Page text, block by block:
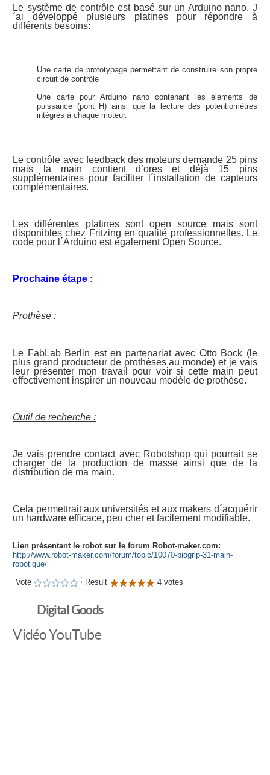
Le système de contrôle est basé sur un Arduino nano. J
´ai développé plusieurs platines pour répondre à
différents besoins:
Une carte de prototypage permettant de construire son propre
circuit de contrôle
Une carte pour Arduino nano contenant les éléments de
puissance (pont H) ainsi que la lecture des potentiomètres
intégrés à chaque moteur.
Le contrôle avec feedback des moteurs demande 25 pins
mais la main contient d’ores et déjà 15 pins
supplémentaires pour faciliter l´installation de capteurs
complémentaires.
Les différentes platines sont open source mais sont
disponibles chez Fritzing en qualité professionnelles. Le
code pour l´Arduino est également Open Source.
Prochaine étape :
Prothèse :
Le FabLab Berlin est en partenariat avec Otto Bock (le
plus grand producteur de prothèses au monde) et je vais
leur présenter mon travail pour voir si cette main peut
effectivement inspirer un nouveau modèle de prothèse.
Outil de recherche :
Je vais prendre contact avec Robotshop qui pourrait se
charger de la production de masse ainsi que de la
distribution de ma main.
Cela permettrait aux universités et aux makers d´acquérir
un hardware efficace, peu cher et facilement modifiable.
Lien présentant le robot sur le forum Robot-maker.com:
http://www.robot-maker.com/forum/topic/10070-biogrip-31-main-
robotique/
Vote
Result 4 votes
Digital Goods
Vidéo YouTube